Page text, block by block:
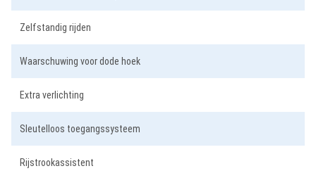
Zelfstandig rijden
Waarschuwing voor dode hoek
Extra verlichting
Sleutelloos toegangssysteem
Rijstrookassistent